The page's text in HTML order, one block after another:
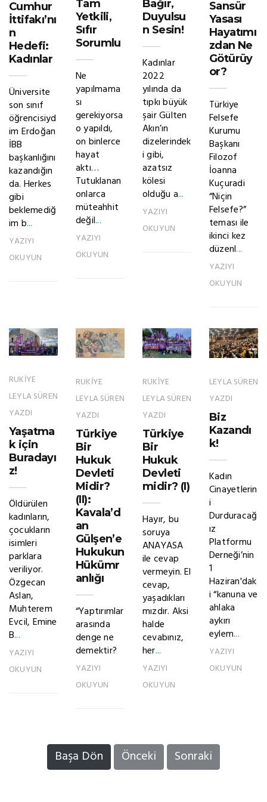
Cumhur
İttifakı’nı
n
Hedefi:
Kadınlar
Üniversite
son sınıf
öğrencisiyd
im Erdoğan
İBB
başkanlığını
kazandığın
da. Herkes
gibi
beklemediğ
im b...
YAZIYI
OKUYUN
Tam
Yetkili,
Sıfır
Sorumlu
Ne
yapılmama
sı
gerekiyorsa
o yapıldı,
on binlerce
hayat
aktı…
Tutuklanan
onlarca
müteahhit
değil...
YAZIYI
OKUYUN
Bağır,
Duyulsu
n Sesin!
Kadınlar
2022
yılında da
tıpkı büyük
şair Gülten
Akın’ın
dizelerindek
i gibi,
azatsız
kölesi
olduğu a...
YAZIYI
OKUYUN
Sansür
Yasası
Hayatımı
zdan Ne
Götürüy
or?
Türkiye
Felsefe
Kurumu
Başkanı
Filozof
İoanna
Kuçuradi
“Niçin
Felsefe?”
teması ile
ikinci kez
düzenl...
YAZIYI
OKUYUN
RUKİYE
LEYLA SÜREN
YAZDI
Yaşatma
k için
Buradayı
z!
Öldürülen
kadınların,
çocukların
isimleri
parklara
veriliyor.
Özgecan
Aslan,
Muhterem
Evcil, Emine
B...
YAZIYI
OKUYUN
RUKİYE
LEYLA SÜREN
YAZDI
Türkiye
Bir
Hukuk
Devleti
Midir?
(II):
Kavala’d
an
Gülşen’e
Hukukun
Hükümr
anlığı
“Yaptırımlar
arasında
denge ne
demektir?
YAZIYI
OKUYUN
RUKİYE
LEYLA SÜREN
YAZDI
Türkiye
Bir
Hukuk
Devleti
midir? (I)
Hayır, bu
soruya
ANAYASA
ile cevap
vermeyin. El
cevap,
yaşadıkları
mızdır. Aksi
halde
cevabınız,
her...
YAZIYI
OKUYUN
LEYLA SÜREN
YAZDI
Biz
Kazandı
k!
Kadın
Cinayetlerin
i
Durduracağ
ız
Platformu
Derneği’nin
1
Haziran'dak
i “kanuna ve
ahlaka
aykırı
eylem...
YAZIYI
OKUYUN
Başa Dön Önceki Sonraki